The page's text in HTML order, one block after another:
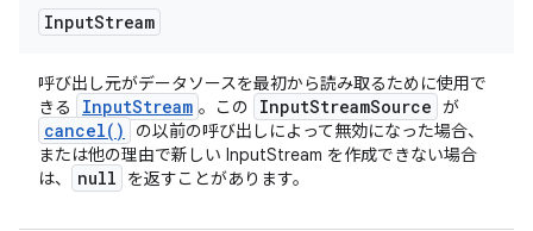
InputStream
呼び出し元がデータソースを最初から読み取るために使用で
きる
InputStream 。この InputStreamSource が
cancel( )
の以前の呼び出しによって無効になった場合、
または他の理由で新しい InputStream を作成できない場合
は、
null を返すことがあります。